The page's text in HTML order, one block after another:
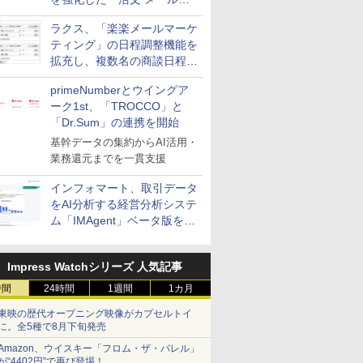
送信防止アドインサービス」
を提供
ラクス、「楽楽メールマーケ
ティング」の日程調整機能を
拡充し、複数名の商談日程調
整を効率化
primeNumberとウイングア
ーク1st、「TROCCO」と
「Dr.Sum」の連携を開始
基幹データの集約からAI活用・
業務還元までを一貫支援
インフォマート、取引データ
をAI分析する経営分析システ
ム「IMAgent」ベータ版を提
Impress Watchシリーズ 人気記事
24時間 1週間 1カ月
映の歴代オープニング映像がカプセルトイ
。全5種で8月下旬発売
、ウイスキー「フロム・ザ・バレル」